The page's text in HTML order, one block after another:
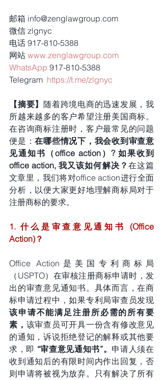
邮箱 info@zenglawgroup.com
微信 zlgnyc
电话 917-810-5388
网站 www.zenglawgroup.com
WhatsApp 917-810-5388
Telegram https://t.me/zlgnyc
【摘要】 随着跨境电商的迅速发展，我
所越来越多的客户希望注册美国商标。
在咨询商标注册时，客户最常见的问题
便是：在哪些情况下，我会收到审查意
见通知书（office action）? 如果收到
office action, 我又该如何解决？ 在这篇
文章里，我们将对office action进行全面
分析，以便大家更好地理解商标局对于
注册商标的要求。
1. 什么是审查意见通知书 (Office
Action)？
Office Action是美国专利商标局
（USPTO）在审核注册商标申请时，发
出的审查意见通知书。具体而言，在商
标申请过程中，如果专利局审查员发现
该申请不能满足注册所必需的所有要
素， 该审查员可开具一份含有修改意见
的通知，诉说拒绝登记的解释或其他要
求，即 “审查意见通知书”。 申请人须在
收到通知后的有限时间内作出回复，否
则申请将被视为放弃。只有解决了所有